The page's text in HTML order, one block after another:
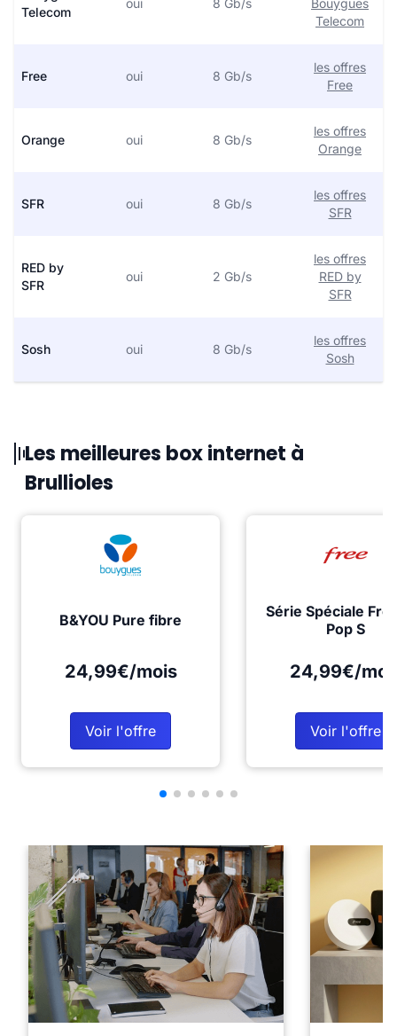
Telecom
oui 8 Gb/s
Bouygues
Telecom
Free oui 8 Gb/s
les offres
Free
Orange oui 8 Gb/s
les offres
Orange
SFR oui 8 Gb/s
les offres
SFR
RED by
SFR
oui 2 Gb/s
les offres
RED by
SFR
Sosh oui 8 Gb/s
les offres
Sosh
Les meilleures box internet à
Brullioles
B&YOU Pure fibre
24,99€/mois
Voir l'offre
Série Spéciale
Pop S
24,99€/
Voir l'offre